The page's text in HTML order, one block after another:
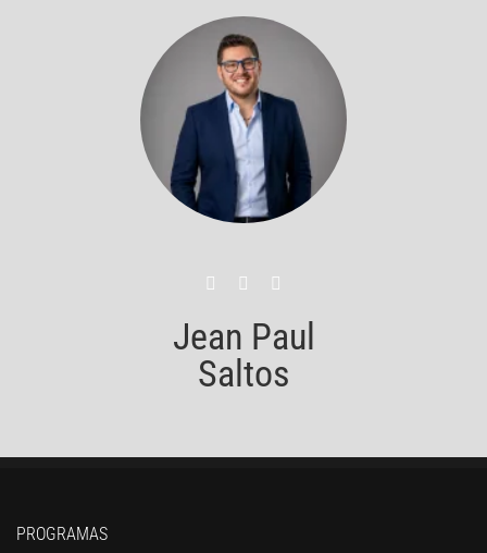
Jean Paul
Saltos
PROGRAMAS